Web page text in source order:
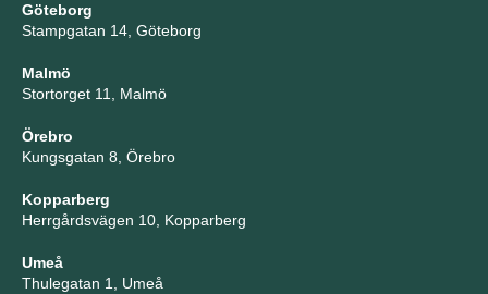
Göteborg
Stampgatan 14, Göteborg
Malmö
Stortorget 11, Malmö
Örebro
Kungsgatan 8, Örebro
Kopparberg
Herrgårdsvägen 10, Kopparberg
Umeå
Thulegatan 1, Umeå